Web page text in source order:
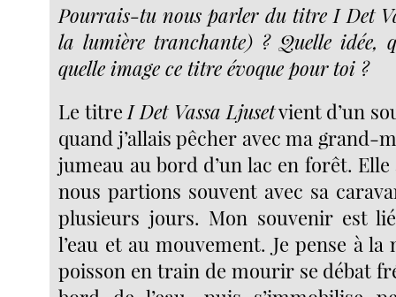
Pourrais-tu nous parler du titre I Det
la lumière tranchante) ? Quelle idée,
quelle image ce titre évoque pour toi ?
Le titreI Det Vassa Ljusetvient d’un
quand j’allais pêcher avec ma grand-
jumeau au bord d’un lac en forêt.
nous partions souvent avec sa
plusieurs jours. Mon souvenir est
l’eau et au mouvement. Je pense à
poisson en train de mourir se débat